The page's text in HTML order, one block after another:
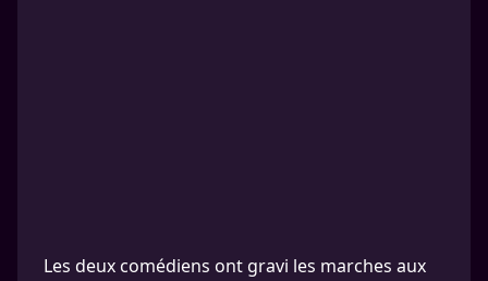
Les deux comédiens ont gravi les marches aux